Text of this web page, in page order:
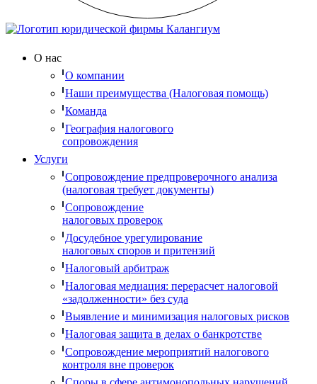
О нас
О компании
Наши преимущества (Налоговая помощь)
Команда
География налогового
сопровождения
Услуги
Сопровождение предпроверочного анализа
(налоговая требует документы)
Сопровождение
налоговых проверок
Досудебное урегулирование
налоговых споров и притензий
Налоговый арбитраж
Налоговая медиация: перерасчет налоговой
«задолженности» без суда
Выявление и минимизация налоговых рисков
Налоговая защита в делах о банкротстве
Сопровождение мероприятий налогового
контроля вне проверок